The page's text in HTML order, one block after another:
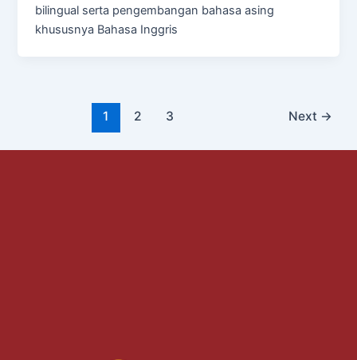
bilingual serta pengembangan bahasa asing
khususnya Bahasa Inggris
1 2 3 Next →